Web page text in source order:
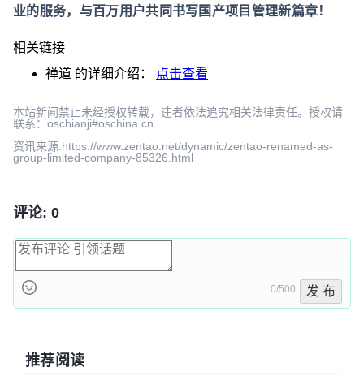
业的服务，与百万用户共同书写国产项目管理新篇章！
相关链接
禅道 的详细介绍： 点击查看
本站新闻禁止未经授权转载，违者依法追究相关法律责任。授权请
联系：oscbianji#oschina.cn
资讯来源:https://www.zentao.net/dynamic/zentao-renamed-as-
group-limited-company-85326.html
评论: 0
0/500 发 布
推荐阅读